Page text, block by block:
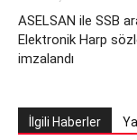
ASELSAN ile SSB
Elektronik Harp
imzalandı
İlgili Haberler